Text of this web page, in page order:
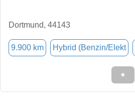
Dortmund, 44143
9.900 km Hybrid (Benzin/Elekt
★